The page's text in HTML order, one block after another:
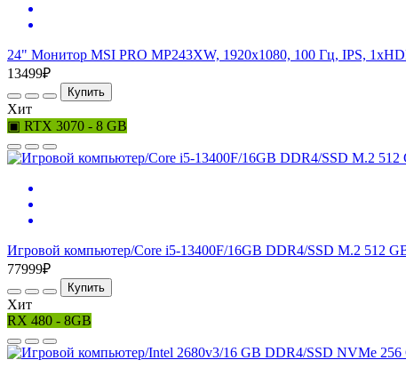
24" Монитор MSI PRO MP243XW, 1920x1080, 100 Гц, IPS,
13499₽
Купить
Хит
▣ RTX 3070 - 8 GB
Игровой компьютер/Core i5-13400F/16GB DDR4/SSD M.2 512
77999₽
Купить
Хит
RX 480 - 8GB